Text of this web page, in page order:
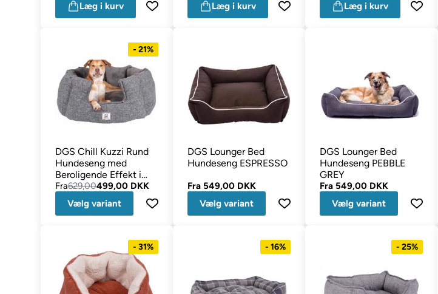
Læg i kurv
Læg i kurv
Læg i kurv
- 21%
DGS Chill Kuzzi Rund
Hundeseng med
Beroligende Effekt i
Grå
Fra629,00499,00 DKK
Vælg variant
DGS Lounger Bed
Hundeseng ESPRESSO
Fra549,00 DKK
Vælg variant
DGS Lounger Bed
Hundeseng PEBBLE
GREY
Fra549,00 DKK
Vælg variant
- 31% - 16% - 25%